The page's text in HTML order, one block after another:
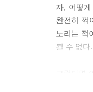
문제를 일
의미일 뿐
하지만 우
상대방은
자, 어떻
완전히 꺾
노리는 적
될 수 없다.
그렇다면